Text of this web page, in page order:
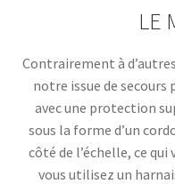
LE
Contrairement à
notre issue de secours
avec une protection
sous la forme d’un
côté de l’échelle, ce
vous utilisez un